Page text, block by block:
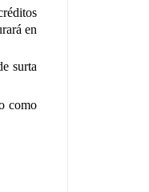
en
surta
como